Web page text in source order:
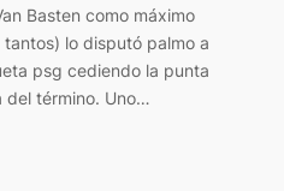
Basten como máximo
lo disputó palmo a
psg cediendo la punta
del término. Uno…